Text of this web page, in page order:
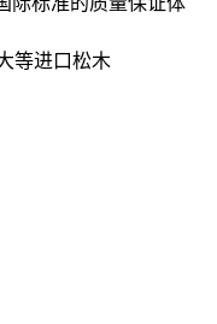
等进口松木